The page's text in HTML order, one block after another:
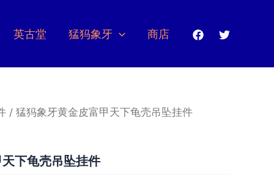
英古堂 猛犸象牙 商店
/ 猛犸象牙黄金皮富甲天下龟壳吊坠挂件
下龟壳吊坠挂件